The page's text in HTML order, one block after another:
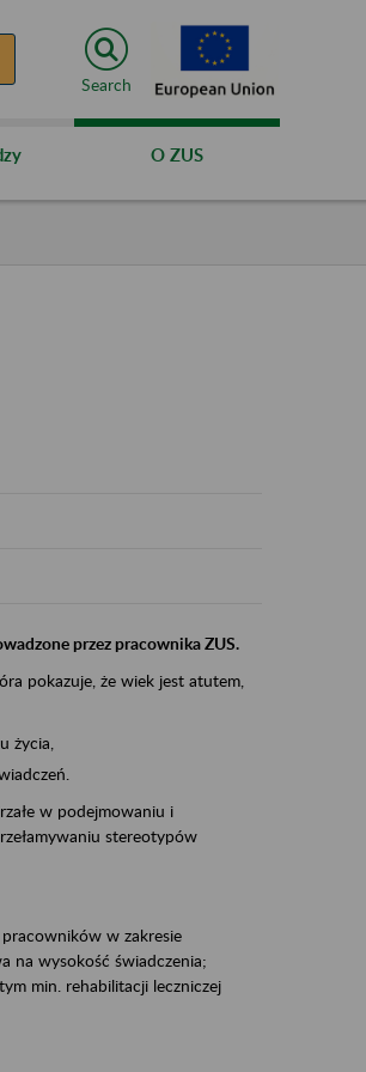
Search
O ZUS
przez pracownika ZUS.
pokazuje, że wiek jest atutem,
życia,
w podejmowaniu i
stereotypów
w zakresie
na wysokość świadczenia;
min. rehabilitacji leczniczej